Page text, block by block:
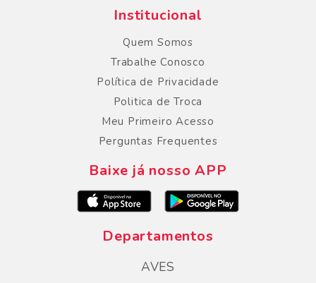
Institucional
Quem Somos
Trabalhe Conosco
Política de Privacidade
Politica de Troca
Meu Primeiro Acesso
Perguntas Frequentes
Baixe já nosso APP
Departamentos
AVES